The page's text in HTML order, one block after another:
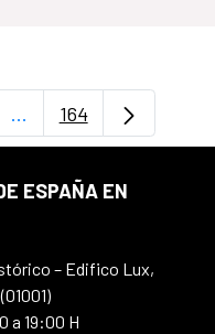
...Intermediate Pages
Page
164
ESPAÑA EN
– Edifico Lux,
a 19:00 H